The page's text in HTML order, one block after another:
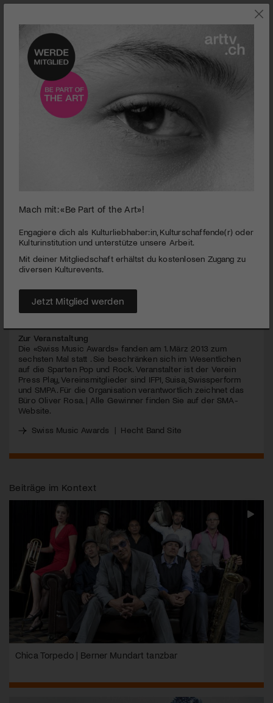
seconds
minutes,
seconds
Gewinner | Swiss Music Awards
PUBLIZIERT AM 2. MÄRZ 2013
zwei Auszeichnungen für Stress, zwei für Bastian Baker. In der
Kategorie Best Talent gewinnt die Gruppe «Hecht» (Video).
MEHR
Zur Veranstaltung
Die «Swiss Music Awards» fanden am 1. März 2013 zum
sechsten Mal statt . Sie beschränken sich im Wesentlichen
auf die Sparten Pop und Rock. Veranstalter ist der Verein
Press Play, Vereinsmitglieder sind IFPI , Suisa, Swissperform
und SMPA. Für die Organisation verantwortlich zeichnet das
Büro Oliver Rosa. | Alle Gewinner finden Sie auf der SMA-
Website.
Swiss Music Awards | Hecht Band Site
Beiträge im Kontext
Chica Torpedo | Berner Mundart tanzbar
Mach mit: «Be Part of the Art»!
Engagiere dich als Kulturliebhaber:in, Kulturschaffende(r) oder
Kulturinstitution und unterstütze unsere Arbeit.
Mit deiner Mitgliedschaft erhältst du kostenlosen Zugang zu
diversen Kulturevents.
Jetzt Mitglied werden